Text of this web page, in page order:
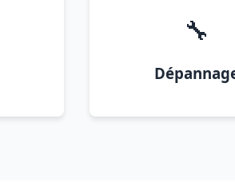
🔧